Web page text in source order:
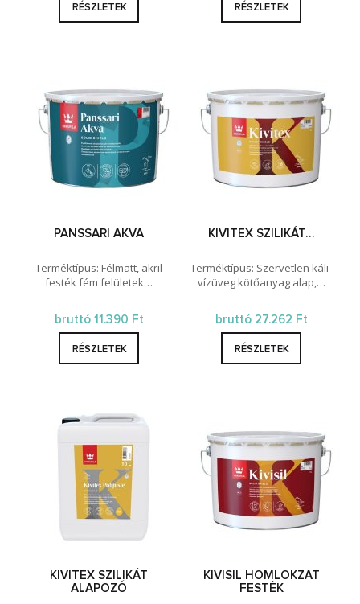
RÉSZLETEK RÉSZLETEK
PANSSARI AKVA
Terméktípus: Félmatt, akril
festék fém felületek…
bruttó 11.390 Ft
RÉSZLETEK
KIVITEX SZILIKÁT…
Terméktípus: Szervetlen káli-
vízüveg kötőanyag alap,…
bruttó 27.262 Ft
RÉSZLETEK
KIVITEX SZILIKÁT
ALAPOZÓ
KIVISIL HOMLOKZAT
FESTÉK